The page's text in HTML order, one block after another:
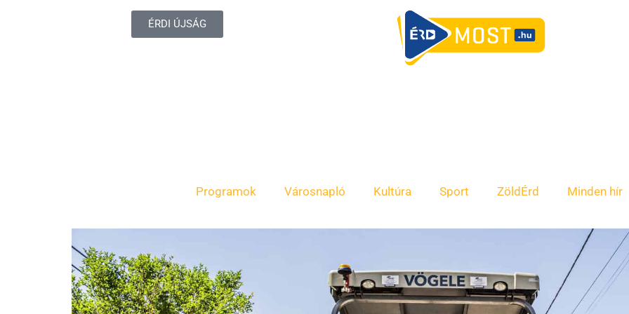
ÉRDI ÚJSÁG
Programok Városnapló Kultúra Sport ZöldÉrd Minden hír